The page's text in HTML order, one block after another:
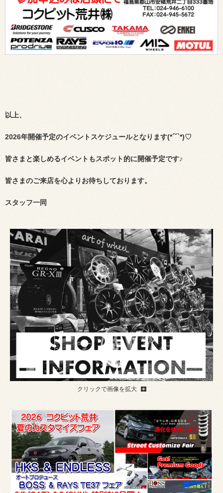
以上、
2026年開催予定のイベントスケジュールとなります(*´˘`*)♡
皆さまと楽しめるイベントもスポット的に開催予定です♪
皆さまのご来店を心よりお待ちしております。
スタッフ一同
クリックで画像を拡大